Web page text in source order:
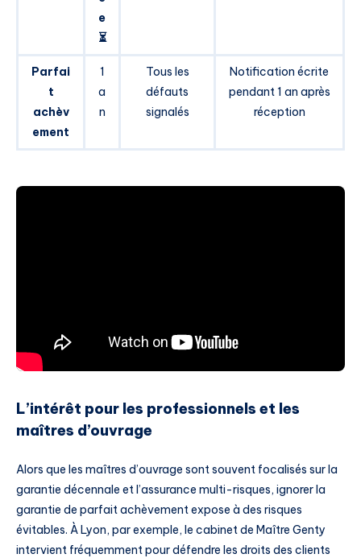
e
⏳
Parfai
t
achèv
ement
1
a
n
Tous les
défauts
signalés
Notification écrite
pendant 1 an après
réception
L’intérêt pour les professionnels et les
maîtres d’ouvrage
Alors que les maîtres d’ouvrage sont souvent focalisés sur la
garantie décennale et l’assurance multi-risques, ignorer la
garantie de parfait achèvement expose à des risques
évitables. À Lyon, par exemple, le cabinet de Maître Genty
intervient fréquemment pour défendre les droits des clients